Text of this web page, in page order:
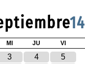
14
MI JU VI
3 4 5